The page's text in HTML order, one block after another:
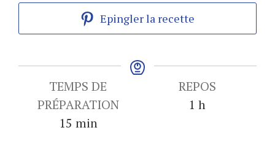
Epingler la recette
TEMPS DE
PRÉPARATION
15 minutes
min
REPOS
1 heure
h